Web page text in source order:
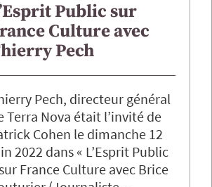
Public sur
Culture avec
Pech
Pech, directeur général
Terra Nova était l’invité de
Cohen le dimanche 12
2022 dans « L’Esprit Public
France Culture avec Brice